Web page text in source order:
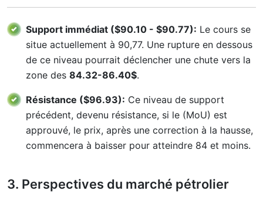
Support immédiat ($90.10 - $90.77): Le cours se
situe actuellement à 90,77. Une rupture en dessous
de ce niveau pourrait déclencher une chute vers la
zone des 84.32-86.40$.
Résistance ($96.93): Ce niveau de support
précédent, devenu résistance, si le (MoU) est
approuvé, le prix, après une correction à la hausse,
commencera à baisser pour atteindre 84 et moins.
3. Perspectives du marché pétrolier